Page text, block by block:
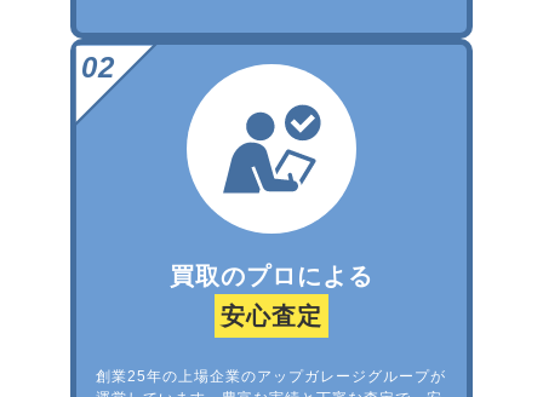
買取のプロによる
安心査定
創業25年の上場企業のアップガレージグループが